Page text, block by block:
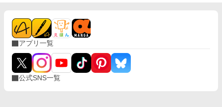
アプリ一覧
公式SNS一覧